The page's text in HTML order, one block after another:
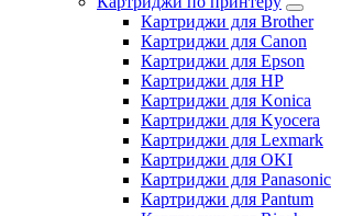
Картриджи для Brother
Картриджи для Canon
Картриджи для Epson
Картриджи для HP
Картриджи для Konica
Картриджи для Kyocera
Картриджи для Lexmark
Картриджи для OKI
Картриджи для Panasonic
Картриджи для Pantum